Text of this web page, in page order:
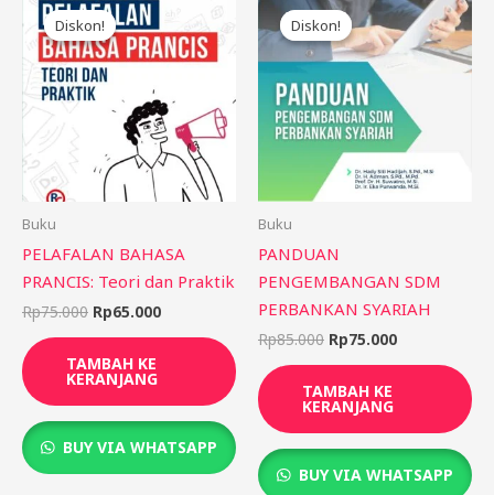
Diskon!
Diskon!
Buku
PELAFALAN BAHASA
PRANCIS: Teori dan Praktik
Rp75.000
aslinya
adalah:
Rp75.000.
Rp65.000
ini
adalah:
TAMBAH KE
KERANJANG
BUY VIA WHATSAPP
Diskon!
Diskon!
Buku
PANDUAN
PENGEMBANGAN SDM
PERBANKAN SYARIAH
Rp85.000
aslinya
adalah:
Rp85.000.
Rp75.000
saat
ini
adalah:
Rp75.000.
TAMBAH KE
KERANJANG
BUY VIA WHATSAPP